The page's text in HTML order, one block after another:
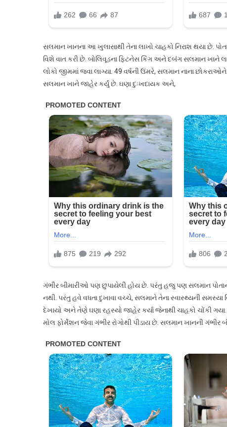
સલમાન ખાનના આ ખુલાસાથી તેના લાખો ચાહકો નિરાશ થયા છે.
વિશે વાત કરી છે. બોલિવૂડના ફિટનેસ કિંગ અને દબંગ સલમાન ખાને
લોકો જીમમાં જવા લાગ્યા. 49 વર્ષની ઉંમરે, સલમાન નાના
સલમાન ખાને જાહેર કર્યું છે. ઘણા દુઃખદાયક અને,
ગંભીર બીમારીઓ પણ છુપાયેલી હોય છે. પરંતુ હજુ પણ સલમાન
નથી. પરંતુ હવે વધતા દુખાવા વચ્ચે, સલમાને તેના સ્વાસ્થ્યની
દેખાયો અને તેણે ઘણા રહસ્યો જાહેર કર્યા જેનાથી ચાહકો ચોંકી
મોલ ફોર્મેશન જેવા ગંભીર રોગોથી પીડાય છે. સલમાન ખાનની ગંભીર